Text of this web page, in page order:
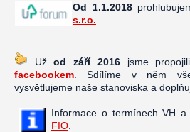
Od 1.1.2018
s.r.o.
Užod září 2016jsme
facebookem . Sdílíme v něm
vysvětlujeme naše stanoviska a
Informace o termínech VH
FIO